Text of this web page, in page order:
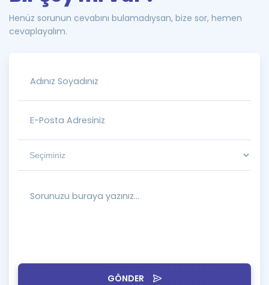
GÖNDER
Henüz sorunun cevabını bulamadıysan, bize sor, hemen
cevaplayalım.